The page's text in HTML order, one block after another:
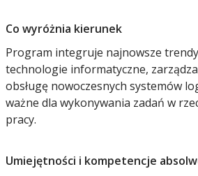
Co wyróżnia kierunek
Program integruje najnowsze
technologie informatyczne,
obsługę nowoczesnych systemów
ważne dla wykonywania zadań w
pracy.
Umiejętności i kompetencje